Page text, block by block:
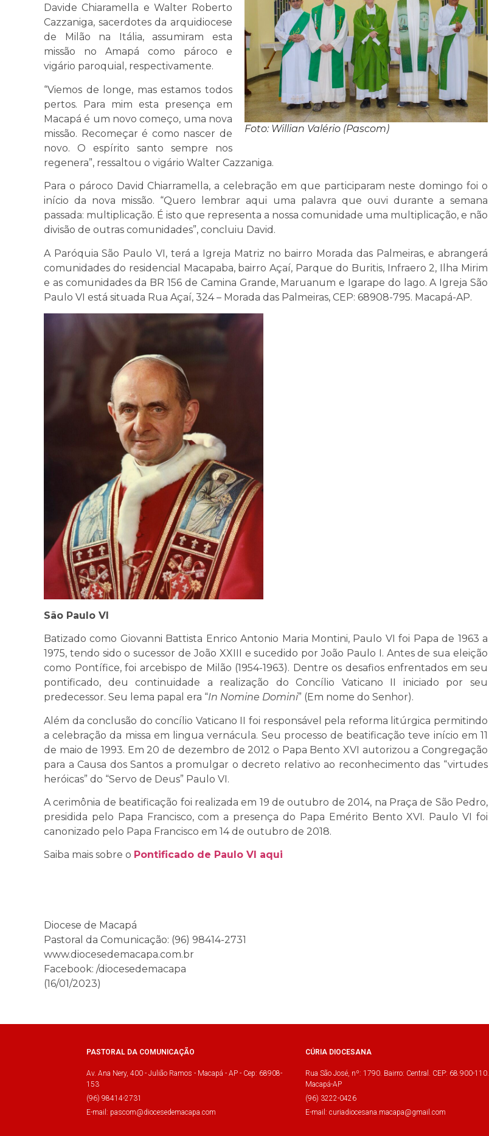
Foto: Willian Valério (Pascom)
Davide Chiaramella e Walter Roberto
Cazzaniga, sacerdotes da arquidiocese
de Milão na Itália, assumiram esta
missão no Amapá como pároco e
vigário paroquial, respectivamente.
“Viemos de longe, mas estamos todos
pertos. Para mim esta presença em
Macapá é um novo começo, uma nova
missão. Recomeçar é como nascer de
novo. O espírito santo sempre nos
regenera”, ressaltou o vigário Walter Cazzaniga.
Para o pároco David Chiarramella, a celebração em que participaram neste domingo foi o
início da nova missão. “Quero lembrar aqui uma palavra que ouvi durante a semana
passada: multiplicação. É isto que representa a nossa comunidade uma multiplicação, e não
divisão de outras comunidades”, concluiu David.
A Paróquia São Paulo VI, terá a Igreja Matriz no bairro Morada das Palmeiras, e abrangerá
comunidades do residencial Macapaba, bairro Açaí, Parque do Buritis, Infraero 2, Ilha Mirim
e as comunidades da BR 156 de Camina Grande, Maruanum e Igarape do lago. A Igreja São
Paulo VI está situada Rua Açaí, 324 – Morada das Palmeiras, CEP: 68908-795. Macapá-AP.
São Paulo VI
Batizado como Giovanni Battista Enrico Antonio Maria Montini, Paulo VI foi Papa de 1963 a
1975, tendo sido o sucessor de João XXIII e sucedido por João Paulo I. Antes de sua eleição
como Pontífice, foi arcebispo de Milão (1954-1963). Dentre os desafios enfrentados em seu
pontificado, deu continuidade a realização do Concílio Vaticano II iniciado por seu
predecessor. Seu lema papal era “In Nomine Domini” (Em nome do Senhor).
Além da conclusão do concílio Vaticano II foi responsável pela reforma litúrgica permitindo
a celebração da missa em lingua vernácula. Seu processo de beatificação teve início em 11
de maio de 1993. Em 20 de dezembro de 2012 o Papa Bento XVI autorizou a Congregação
para a Causa dos Santos a promulgar o decreto relativo ao reconhecimento das “virtudes
heróicas” do “Servo de Deus” Paulo VI.
A cerimônia de beatificação foi realizada em 19 de outubro de 2014, na Praça de São Pedro,
presidida pelo Papa Francisco, com a presença do Papa Emérito Bento XVI. Paulo VI foi
canonizado pelo Papa Francisco em 14 de outubro de 2018.
Saiba mais sobre o Pontificado de Paulo VI aqui
Diocese de Macapá
Pastoral da Comunicação: (96) 98414-2731
www.diocesedemacapa.com.br
Facebook: /diocesedemacapa
(16/01/2023)
PASTORAL DA COMUNICAÇÃO
Av. Ana Nery, 400 - Julião Ramos - Macapá - AP - Cep: 68908-
153
(96) 98414-2731
E-mail: pascom@diocesedemacapa.com
CÚRIA DIOCESANA
Rua São José, nº: 1790. Bairro: Central. CEP: 68.900-110.
Macapá-AP
(96) 3222-0426
E-mail: curiadiocesana.macapa@gmail.com